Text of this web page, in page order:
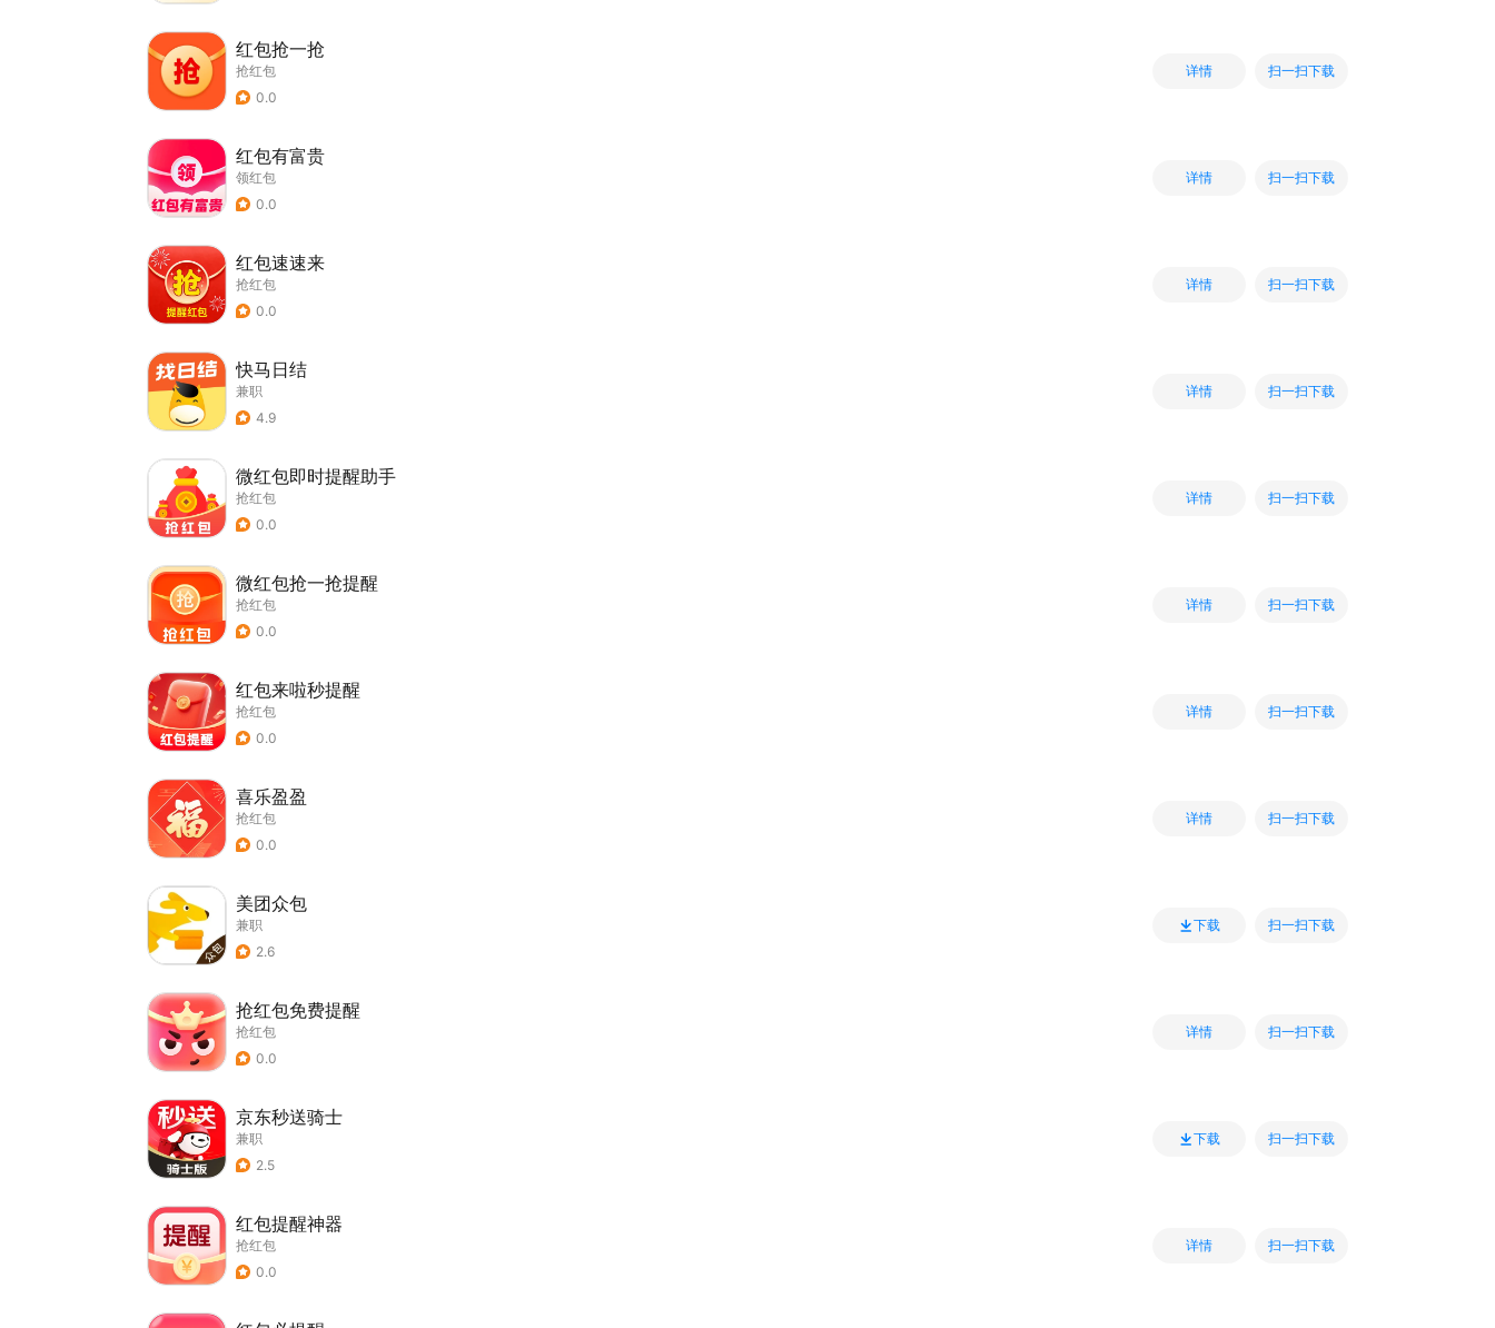
红包抢一抢
抢红包
0.0
详情 扫一扫下载
红包有富贵
领红包
0.0
详情 扫一扫下载
红包速速来
抢红包
0.0
详情 扫一扫下载
快马日结
兼职
4.9
详情 扫一扫下载
微红包即时提醒助手
抢红包
0.0
详情 扫一扫下载
微红包抢一抢提醒
抢红包
0.0
详情 扫一扫下载
红包来啦秒提醒
抢红包
0.0
详情 扫一扫下载
喜乐盈盈
抢红包
0.0
详情 扫一扫下载
美团众包
兼职
2.6
下载 扫一扫下载
抢红包免费提醒
抢红包
0.0
详情 扫一扫下载
京东秒送骑士
兼职
2.5
下载 扫一扫下载
红包提醒神器
抢红包
0.0
详情 扫一扫下载